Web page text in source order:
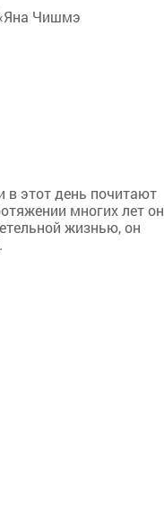
Чишмэ
в этот день почитают
многих лет он
жизнью, он